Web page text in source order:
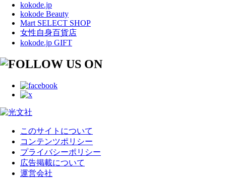
kokode.jp
kokode Beauty
Mart SELECT SHOP
女性自身百貨店
kokode.jp GIFT
このサイトについて
コンテンツポリシー
プライバシーポリシー
広告掲載について
運営会社